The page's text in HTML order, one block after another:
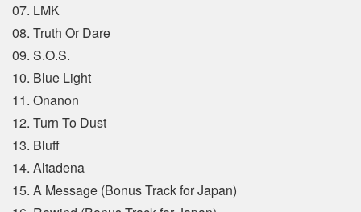
07. LMK
08. Truth Or Dare
09. S.O.S.
10. Blue Light
11. Onanon
12. Turn To Dust
13. Bluff
14. Altadena
15. A Message (Bonus Track for Japan)